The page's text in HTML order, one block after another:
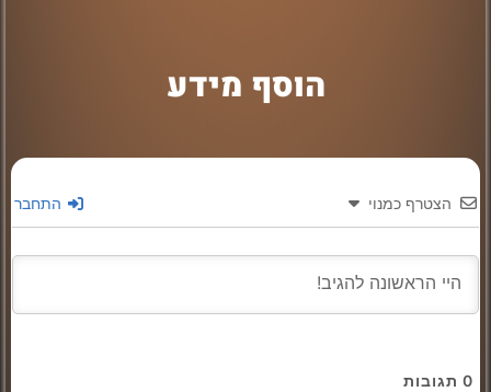
הוסף מידע
הצטרף כמנוי התחבר
0 תגובות